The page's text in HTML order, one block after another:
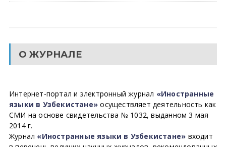
О ЖУРНАЛЕ
Интернет-портал и электронный журнал «Иностранные
языки в Узбекистане» осуществляет деятельность как
СМИ на основе свидетельства № 1032, выданном 3 мая
2014 г.
Журнал «Иностранные языки в Узбекистане» входит